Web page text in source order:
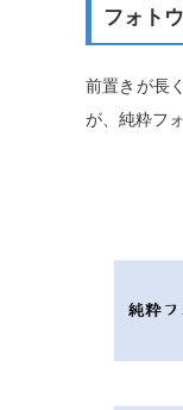
フォト
前置きが長
が、純粋フ